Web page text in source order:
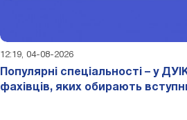
12:19, 04-08-2026
Популярні спеціальності – у
фахівців, яких обирають